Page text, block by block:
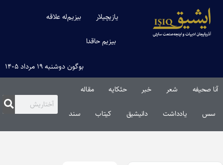
یازیچیلار بیزیم‌له علاقه
بیزیم حاقدا
بوگون دوشنبه ۱۹ مرداد ۱۴۰۵
آنا صحیفه شعر خبر حئکایه مقاله‌
سس یادداشت دانیشیق کیتاب سند